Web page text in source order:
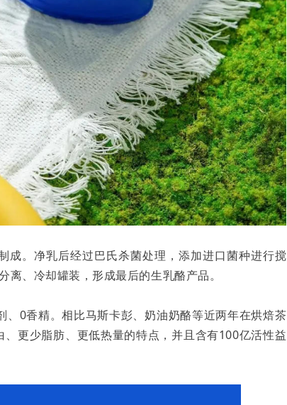
成。净乳后经过巴氏杀菌处理，添加进口菌种进行搅
、冷却罐装，形成最后的生乳酪产品。
0香精。相比马斯卡彭、奶油奶酪等近两年在烘焙茶
更少脂肪、更低热量的特点，并且含有100亿活性益